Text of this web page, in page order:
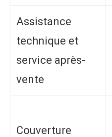
Assistance
technique et
service après-
vente
Couverture